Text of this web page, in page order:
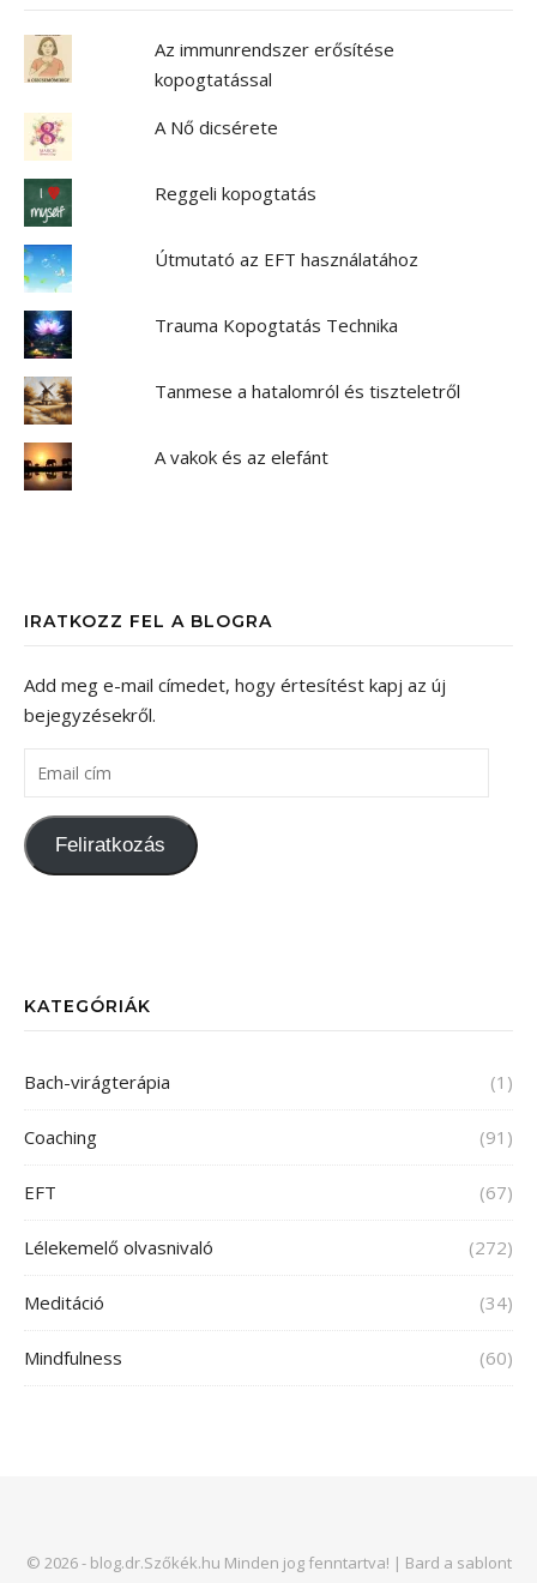
Az immunrendszer erősítése
kopogtatással
A Nő dicsérete
Reggeli kopogtatás
Útmutató az EFT használatához
Trauma Kopogtatás Technika
Tanmese a hatalomról és tiszteletről
A vakok és az elefánt
IRATKOZZ FEL A BLOGRA
Add meg e-mail címedet, hogy értesítést kapj az új
bejegyzésekről.
Email cím
Feliratkozás
KATEGÓRIÁK
Bach-virágterápia (1)
Coaching (91)
EFT (67)
Lélekemelő olvasnivaló (272)
Meditáció (34)
Mindfulness (60)
© 2026 - blog.dr.Szőkék.hu Minden jog fenntartva! | Bard a sablont